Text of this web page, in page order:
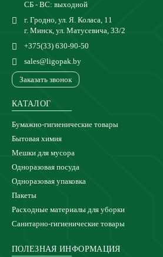
СБ - ВС: выходной
г. Гродно, ул. Я. Коласа, 11
г. Минск, ул. Матусевича, 33/2
+375(33) 630-90-50
sales@ligopak.by
Заказать звонок
КАТАЛОГ
Бумажно-гигиенические товары
Бытовая химия
Мешки для мусора
Одноразовая посуда
Одноразовая упаковка
Пакеты
Расходные материалы для уборки
Санитарно-гигиенические товары
ПОЛЕЗНАЯ ИНФОРМАЦИЯ